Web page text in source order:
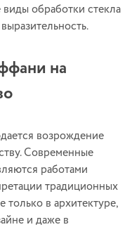
виды обработки стекла
на
возрождение
Современные
работами
традиционных
только в архитектуре,
и даже в